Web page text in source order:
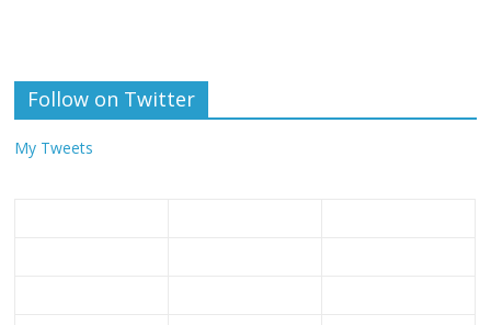
Follow on Twitter
My Tweets